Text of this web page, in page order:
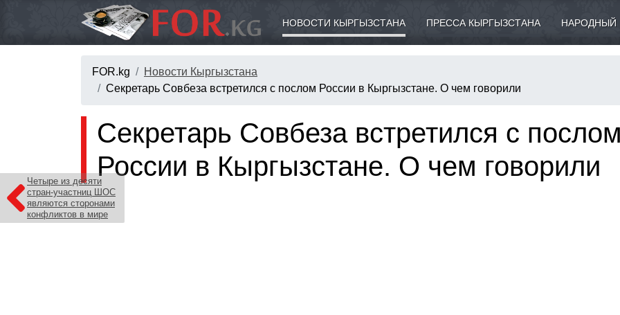
НОВОСТИ КЫРГЫЗСТАНА ПРЕССА КЫРГЫЗСТАНА НАРОДНЫЙ
FOR.kg
Новости Кыргызстана
Секретарь Совбеза встретился с послом России в Кыргызстане. О чем говорили
Четыре из десяти
стран-участниц ШОС
являются сторонами
конфликтов в мире
Секретарь Совбеза встретился с
России в Кыргызстане. О чем говорили